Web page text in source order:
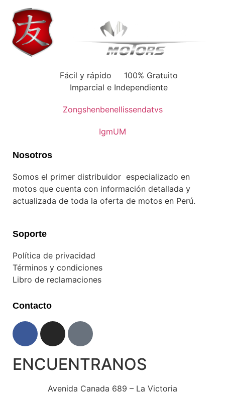
Fácil y rápido
100% Gratuito
Imparcial e Independiente
Zongshenbenellissendatvs
IgmUM
Nosotros
Somos el primer distribuidor especializado en
motos que cuenta con información detallada y
actualizada de toda la oferta de motos en Perú.
Soporte
Política de privacidad
Términos y condiciones
Libro de reclamaciones
Contacto
ENCUENTRANOS
Avenida Canada 689 – La Victoria